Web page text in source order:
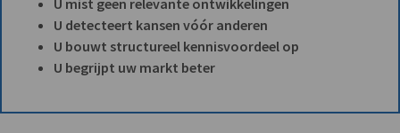
U mist geen relevante ontwikkelingen
U detecteert kansen vóór anderen
U bouwt structureel kennisvoordeel op
U begrijpt uw markt beter